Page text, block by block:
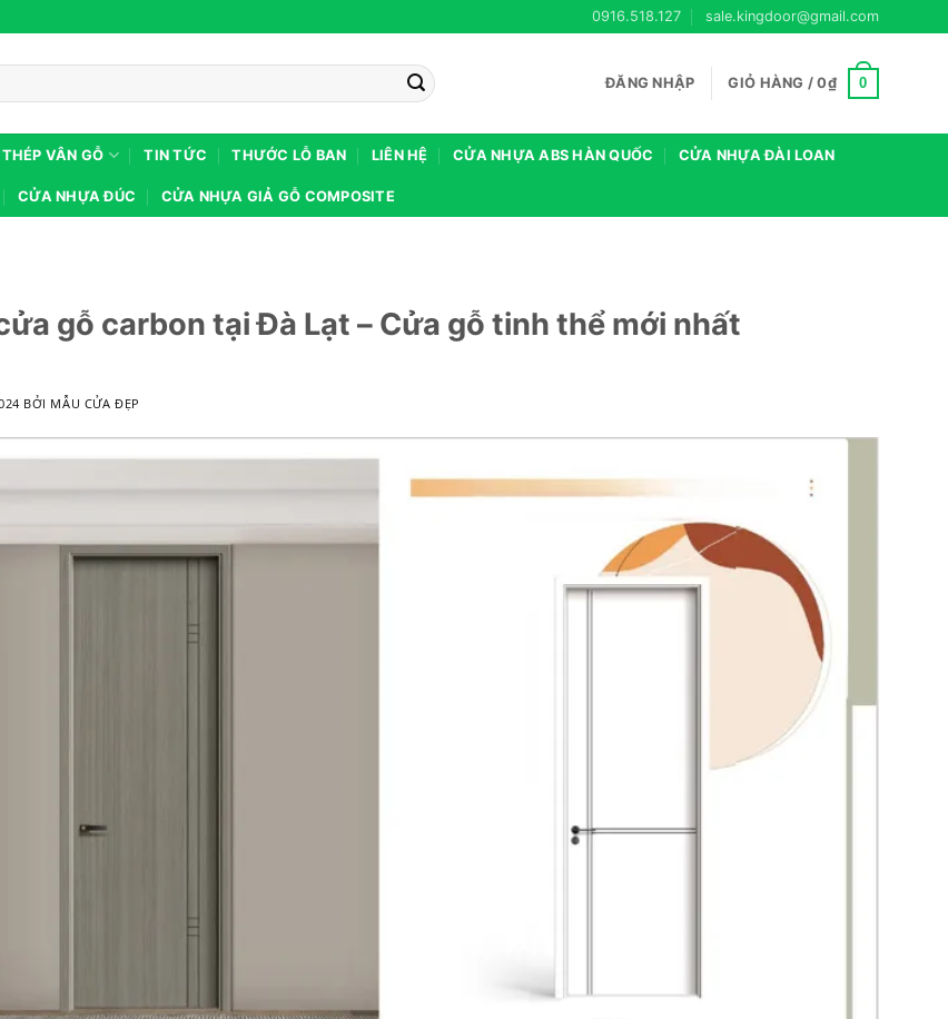
0916.518.127 sale.kingdoor@gmail.com
ĐĂNG NHẬP GIỎ HÀNG /0₫ 0
VÂN GỖ TIN TỨC THƯỚC LỖ BAN LIÊN HỆ CỬA NHỰA ABS HÀN QUỐC CỬA NHỰA ĐÀI LOAN
CỬA NHỰA ĐÚC CỬA NHỰA GIẢ GỖ COMPOSITE
gỗ carbon tại Đà Lạt – Cửa gỗ tinh thể mới nhất
BỞI MẪU CỬA ĐẸP